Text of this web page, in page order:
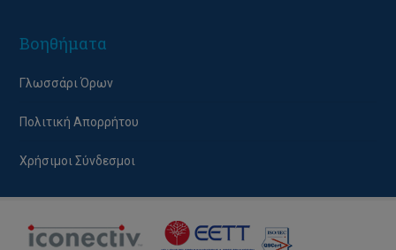
Βοηθήματα
Γλωσσάρι Όρων
Πολιτική Απορρήτου
Χρήσιμοι Σύνδεσμοι